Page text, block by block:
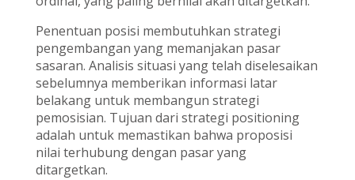
Penentuan posisi membutuhkan strategi
pengembangan yang memanjakan pasar
sasaran. Analisis situasi yang telah diselesaikan
sebelumnya memberikan informasi latar
belakang untuk membangun strategi
pemosisian. Tujuan dari strategi positioning
adalah untuk memastikan bahwa proposisi
nilai terhubung dengan pasar yang
ditargetkan.